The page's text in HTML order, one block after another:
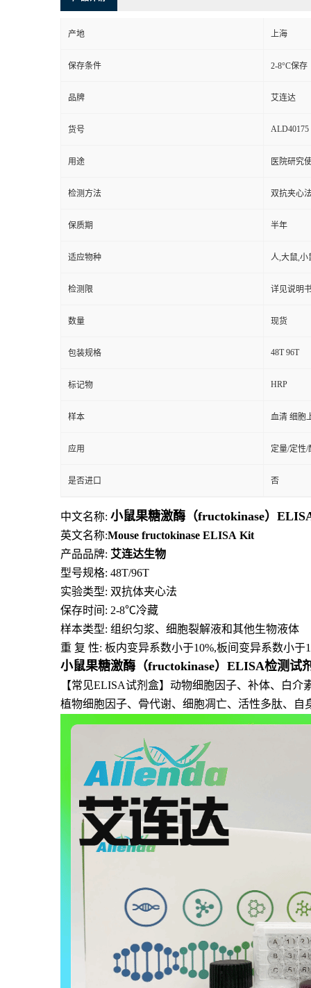
产地 上海
保存条件 2-8°C保存
品牌 艾连达
货号 ALD40175
用途 医院研究
检测方法 双抗夹心
保质期 半年
适应物种 人,大鼠,小
检测限 详见说明
数量 现货
包装规格 48T 96T
标记物 HRP
样本 血清 细胞
应用 定量/定性/
是否进口 否
中文名称: 小鼠果糖激酶（fructokinase）
英文名称:Mouse fructokinase ELISA Kit
产品品牌: 艾连达生物
型号规格: 48T/96T
实验类型: 双抗体夹心法
保存时间: 2-8℃冷藏
样本类型: 组织匀浆、细胞裂解液和其他生物液体
重 复 性: 板内变异系数小于10%,板间变异系数小于
小鼠果糖激酶（fructokinase）ELISA检测试
【常见ELISA试剂盒】动物细胞因子、补体、白
植物细胞因子、骨代谢、细胞凋亡、活性多肽、自